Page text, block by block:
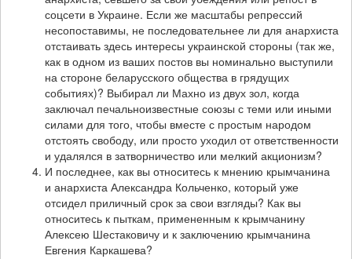
соцсети в Украине. Если же масштабы репрессий
несопоставимы, не последовательнее ли для анархиста
отстаивать здесь интересы украинской стороны (так же,
как в одном из ваших постов вы номинально выступили
на стороне беларусского общества в грядущих
событиях)? Выбирал ли Махно из двух зол, когда
заключал печальноизвестные союзы с теми или иными
силами для того, чтобы вместе с простым народом
отстоять свободу, или просто уходил от ответственности
и удалялся в затворничество или мелкий акционизм?
И последнее, как вы относитесь к мнению крымчанина
и анархиста Александра Кольченко, который уже
отсидел приличный срок за свои взгляды? Как вы
относитесь к пыткам, примененным к крымчанину
Алексею Шестаковичу и к заключению крымчанина
Евгения Каркашева?